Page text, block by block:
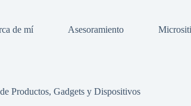
de mí Asesoramiento
Productos, Gadgets y Dispositivos